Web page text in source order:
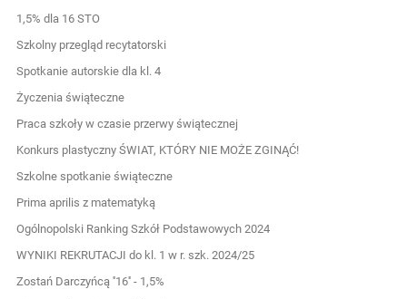
1,5% dla 16 STO
Szkolny przegląd recytatorski
Spotkanie autorskie dla kl. 4
Życzenia świąteczne
Praca szkoły w czasie przerwy świątecznej
Konkurs plastyczny ŚWIAT, KTÓRY NIE MOŻE ZGINĄĆ!
Szkolne spotkanie świąteczne
Prima aprilis z matematyką
Ogólnopolski Ranking Szkół Podstawowych 2024
WYNIKI REKRUTACJI do kl. 1 w r. szk. 2024/25
Zostań Darczyńcą ''16'' - 1,5%